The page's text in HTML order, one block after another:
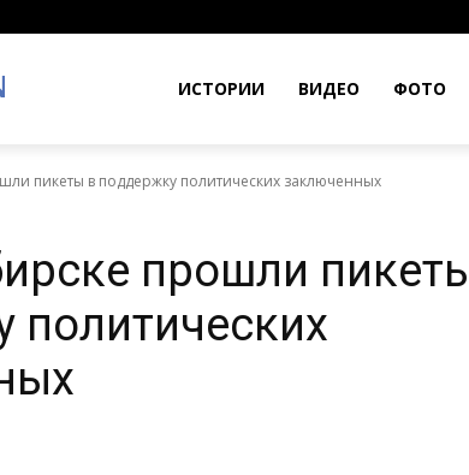
ИСТОРИИ ВИДЕО ФОТО
пикеты в поддержку политических заключенных
прошли
политических